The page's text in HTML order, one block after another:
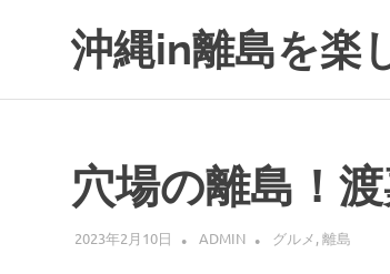
沖縄in離島を楽
穴場の離島！
2023年2月10日 ADMIN グルメ,離島